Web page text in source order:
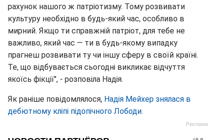
рахунок нашого ж патріотизму. Тому розвивати
культуру необхідно в будь-який час, особливо в
мирний. Якщо ти справжній патріот, для тебе не
важливо, який час — ти в будь-якому випадку
прагнеш розвивати ту чи іншу сферу в своїй країні.
Те, що відбувається сьогодні викликає відчуття
якоїсь фікції", - розповіла Надія.
Як раніше повідомлялося, Надія Мейхер знялася в
дебютному кліпі підопічного Лободи.